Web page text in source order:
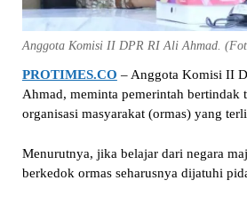
Anggota Komisi II DPR RI Ali Ahmad.
PROTIMES.CO – Anggota Komisi II
Ahmad, meminta pemerintah bertindak
organisasi masyarakat (ormas) yang
Menurutnya, jika belajar dari negara
berkedok ormas seharusnya dijatuhi